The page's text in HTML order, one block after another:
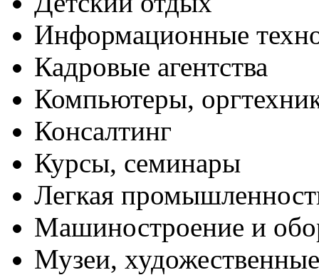
Информационные
Кадровые агентства
Компьютеры,
Консалтинг
Курсы, семинары
Легкая
Машиностроение и
Музеи,